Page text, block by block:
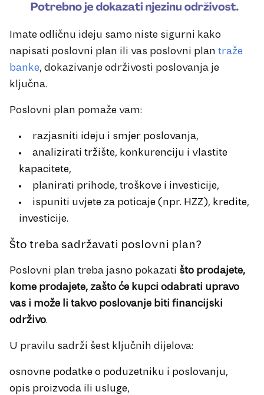
Imate odličnu ideju samo niste sigurni kako
napisati poslovni plan ili vas poslovni plan traže
banke, dokazivanje održivosti poslovanja je
ključna.
Poslovni plan pomaže vam:
razjasniti ideju i smjer poslovanja,
analizirati tržište, konkurenciju i vlastite
kapacitete,
planirati prihode, troškove i investicije,
ispuniti uvjete za poticaje (npr. HZZ), kredite,
investicije.
Što treba sadržavati poslovni plan?
Poslovni plan treba jasno pokazati što prodajete,
kome prodajete, zašto će kupci odabrati upravo
vas i može li takvo poslovanje biti financijski
održivo.
U pravilu sadrži šest ključnih dijelova:
osnovne podatke o poduzetniku i poslovanju,
opis proizvoda ili usluge,